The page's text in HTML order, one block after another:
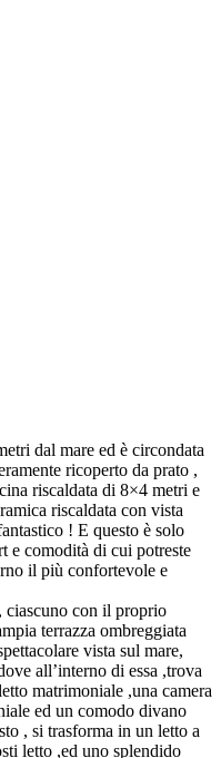
dal mare ed è circondata
ricoperto da prato ,
riscaldata di 8×4 metri e
riscaldata con vista
! E questo è solo
e comodità di cui potreste
il più confortevole e
ciascuno con il proprio
terrazza ombreggiata
vista sul mare,
all’interno di essa ,trova
matrimoniale ,una camera
ed un comodo divano
, si trasforma in un letto a
letto ,ed uno splendido